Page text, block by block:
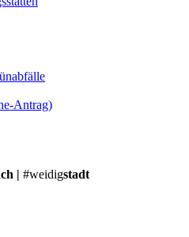
Antrag)
| #weidigstadt